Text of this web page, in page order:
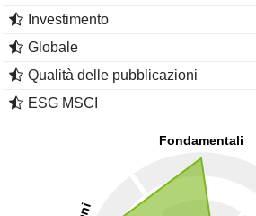
Investimento
Globale
Qualità delle pubblicazioni
ESG MSCI